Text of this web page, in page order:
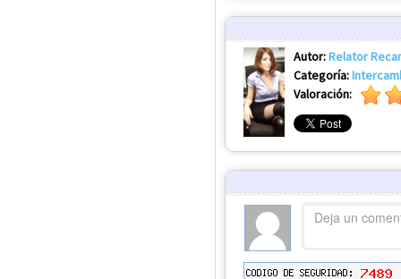
Autor:Relator
Categoría:
Valoración: